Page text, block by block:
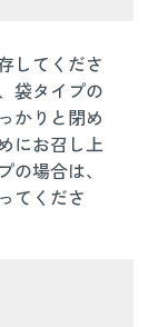
してくださ
袋タイプの
かりと閉め
にお召し上
場合は、
てくださ